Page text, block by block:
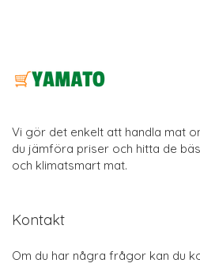
Vi gör det enkelt att handla mat
du jämföra priser och hitta de
och klimatsmart mat.
Kontakt
Om du har några frågor kan du